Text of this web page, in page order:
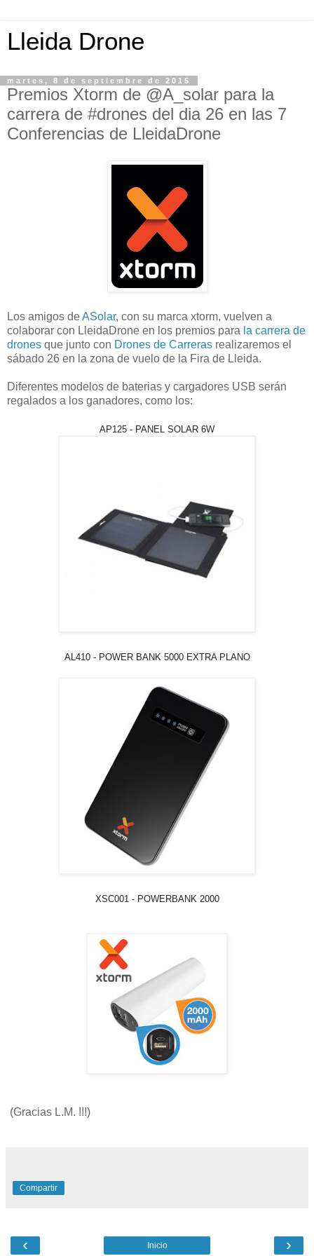
Lleida Drone
martes, 8 de septiembre de 2015
Premios Xtorm de @A_solar para la
carrera de #drones del dia 26 en las 7
Conferencias de LleidaDrone
Los amigos deASolar, con su marca xtorm, vuelven a
colaborar con LleidaDrone en los premios para la carrera de
drones que junto con Drones de Carreras realizaremos el
sábado 26 en la zona de vuelo de la Fira de Lleida.
Diferentes modelos de baterias y cargadores USB serán
regalados a los ganadores, como los:
AP125 - PANEL SOLAR 6W
AL410 - POWER BANK 5000 EXTRA PLANO
XSC001 - POWERBANK 2000
(Gracias L.M. !!!)
Compartir
‹ ›
Inicio